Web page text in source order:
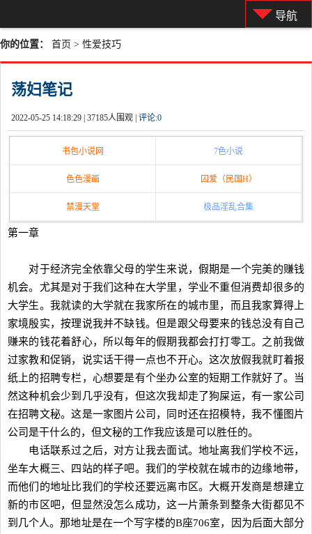
导航
你的位置： 首页 > 性爱技巧
荡妇笔记
2022-05-25 14:18:29 | 37185人围观 | 评论:0
书包小说网 7色小说
色色漫画 囚爱（民国H）
禁漫天堂 极品淫乱合集
第一章
对于经济完全依靠父母的学生来说，假期是一个完美的赚钱
机会。尤其是对于我们这种在大学里，学业不重但消费却很多的
大学生。我就读的大学就在我家所在的城市里，而且我家算得上
家境殷实，按理说我并不缺钱。但是跟父母要来的钱总没有自己
赚来的钱花着舒心，所以每年的假期我都会打打零工。之前我做
过家教和促销，说实话干得一点也不开心。这次放假我就盯着报
纸上的招聘专栏，心想要是有个坐办公室的短期工作就好了。当
然这种机会少到几乎没有，但这次我却走了狗屎运，有一家公司
在招聘文秘。这是一家图片公司，同时还在招模特，我不懂图片
公司是干什么的，但文秘的工作我应该是可以胜任的。
电话联系过之后，对方让我去面试。地址离我们学校不远，
坐车大概三、四站的样子吧。我们的学校就在城市的边缘地带，
而他们的地址比我们的学校还要远离市区。大概开发商是想建立
新的市区吧，但显然没怎么成功，这一片萧条到整条大街都见不
到几个人。那地址是在一个写字楼的B座706室，因为后面大部分